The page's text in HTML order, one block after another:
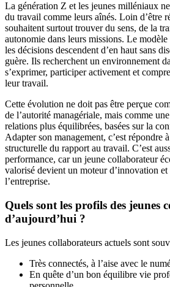
La génération Z et les jeunes milléniaux
du travail comme leurs aînés. Loin d’être
souhaitent surtout trouver du sens, de la
autonomie dans leurs missions. Le
les décisions descendent d’en haut sans
guère. Ils recherchent un environnement
s’exprimer, participer activement et
leur travail.
Cette évolution ne doit pas être perçue
de l’autorité managériale, mais comme
relations plus équilibrées, basées sur la
Adapter son management, c’est répondre
structurelle du rapport au travail. C’est
performance, car un jeune collaborateur
valorisé devient un moteur d’innovation et
l’entreprise.
Quels sont les profils des jeunes
d’aujourd’hui ?
Les jeunes collaborateurs actuels sont
Très connectés, à l’aise avec le
En quête d’un bon équilibre vie